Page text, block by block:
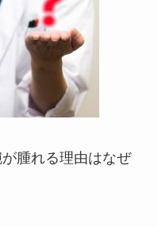
腫れる理由はなぜ